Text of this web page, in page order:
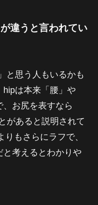
違うと言われてい
と思う人もいるかも
hipは本来「腰」や
、お尻を表すなら
があると説明されて
もさらにラフで、
考えるとわかりや